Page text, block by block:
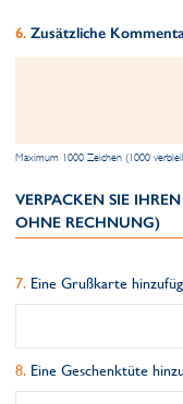
Zusätzliche
Maximum 1000 Zeichen (1000
VERPACKEN SIE
OHNE RECHNUNG)
Eine Grußkarte
Eine Geschenktüte